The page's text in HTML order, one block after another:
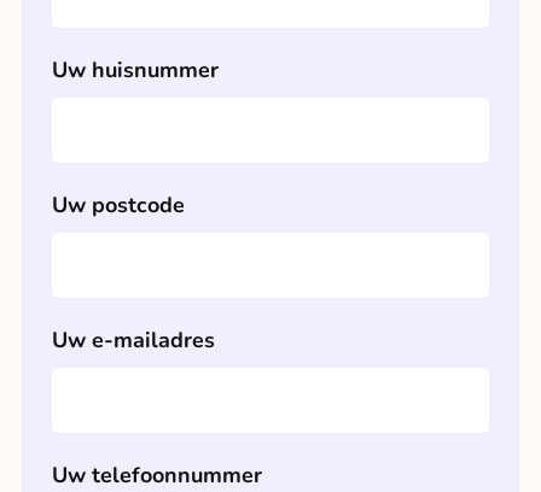
Uw huisnummer
Uw postcode
Uw e-mailadres
Uw telefoonnummer